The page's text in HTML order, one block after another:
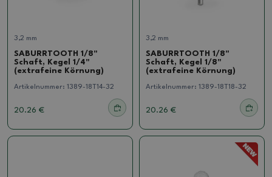
3,2 mm
SABURRTOOTH 1/8"
Schaft, Kegel 1/4"
(extrafeine Körnung)
Artikelnummer: 1389-18T14-32
20.26 €
3,2 mm
SABURRTOOTH 1/8"
Schaft, Kegel 1/8"
(extrafeine Körnung)
Artikelnummer: 1389-18T18-32
20.26 €